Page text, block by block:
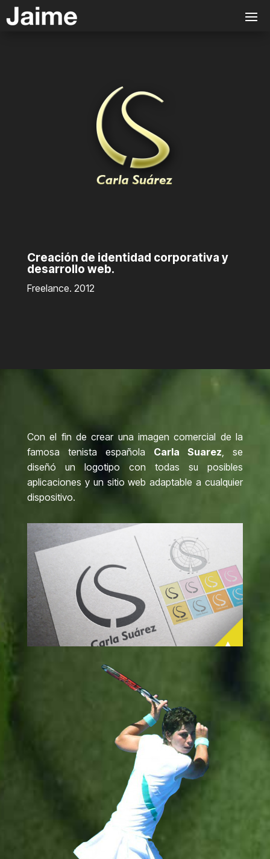
Creación de identidad corporativa y
desarrollo web.
Freelance. 2012
Con el fin de crear una imagen comercial de la
famosa tenista española Carla Suarez, se
diseñó un logotipo con todas su posibles
aplicaciones y un sitio web adaptable a cualquier
dispositivo.